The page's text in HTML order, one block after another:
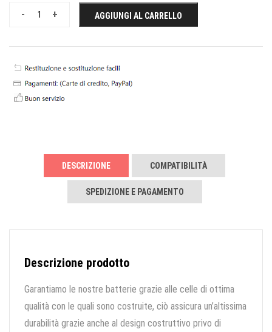
+
- AGGIUNGI AL CARRELLO
DESCRIZIONE COMPATIBILITÀ
SPEDIZIONE E PAGAMENTO
Descrizione prodotto
Garantiamo le nostre batterie grazie alle celle di ottima
qualità con le quali sono costruite, ciò assicura un’altissima
durabilità grazie anche al design costruttivo privo di